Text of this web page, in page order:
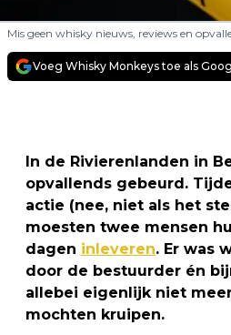
Mis geen whisky nieuws, reviews en
Voeg Whisky Monkeys toe als
In de Rivierenlanden in
opvallends gebeurd.
actie (nee, niet als het
moesten twee mensen
dagen inleveren. Er was
door de bestuurder én
allebei eigenlijk niet
mochten kruipen.